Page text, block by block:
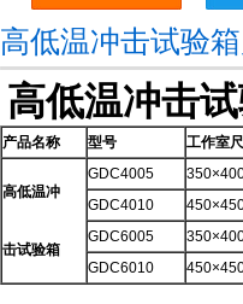
高低温冲击试验
高低温冲击
产品名称 型号 工作室
高低温冲
击试验箱
GDC4005
GDC4010
GDC6005
GDC6010